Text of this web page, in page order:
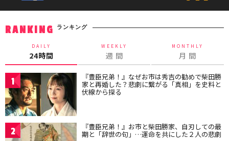
RANKING ランキング
DAILY
24時間
WEEKLY
週 間
MONTHLY
月 間
1 『豊臣兄弟！』なぜお市は秀吉の勧めで柴田勝
家と再婚した？悲劇に繋がる「真相」を史料と
伏線から探る
2 『豊臣兄弟！』お市と柴田勝家、自刃しての最
期と「辞世の句」…運命を共にした２人の悲劇